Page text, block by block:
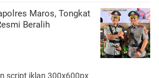
Maros, Tongkat
Beralih
script iklan 300x600px